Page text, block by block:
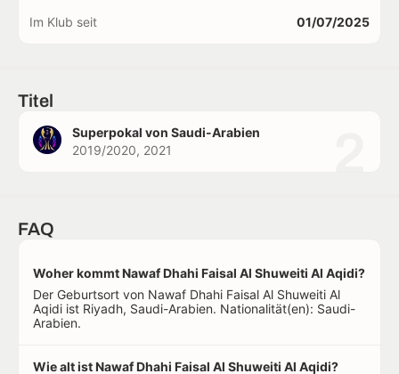
Im Klub seit 01/07/2025
Titel
Superpokal von Saudi-Arabien
2019/2020, 2021
FAQ
Woher kommt Nawaf Dhahi Faisal Al Shuweiti Al Aqidi?
Der Geburtsort von Nawaf Dhahi Faisal Al Shuweiti Al
Aqidi ist Riyadh, Saudi-Arabien. Nationalität(en): Saudi-
Arabien.
Wie alt ist Nawaf Dhahi Faisal Al Shuweiti Al Aqidi?